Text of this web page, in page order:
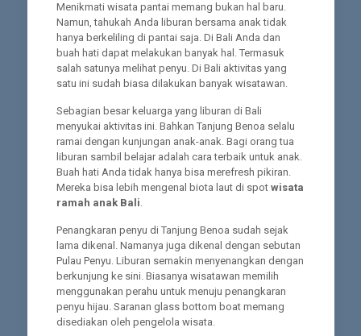
Menikmati wisata pantai memang bukan hal baru.
Namun, tahukah Anda liburan bersama anak tidak
hanya berkeliling di pantai saja. Di Bali Anda dan
buah hati dapat melakukan banyak hal. Termasuk
salah satunya melihat penyu. Di Bali aktivitas yang
satu ini sudah biasa dilakukan banyak wisatawan.
Sebagian besar keluarga yang liburan di Bali
menyukai aktivitas ini. Bahkan Tanjung Benoa selalu
ramai dengan kunjungan anak-anak. Bagi orang tua
liburan sambil belajar adalah cara terbaik untuk anak.
Buah hati Anda tidak hanya bisa merefresh pikiran.
Mereka bisa lebih mengenal biota laut di spot wisata
ramah anak Bali.
Penangkaran penyu di Tanjung Benoa sudah sejak
lama dikenal. Namanya juga dikenal dengan sebutan
Pulau Penyu. Liburan semakin menyenangkan dengan
berkunjung ke sini. Biasanya wisatawan memilih
menggunakan perahu untuk menuju penangkaran
penyu hijau. Saranan glass bottom boat memang
disediakan oleh pengelola wisata.